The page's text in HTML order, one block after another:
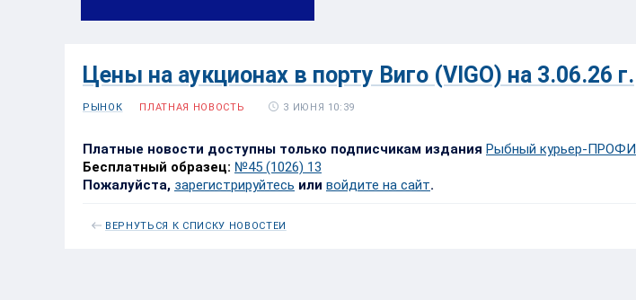
Цены на аукционах в порту Виго (VIGO) на 3.06.26 г.
РЫНОК ПЛАТНАЯ НОВОСТЬ 3 ИЮНЯ 10:39
Платные новости доступны только подписчикам издания Рыбный курьер-ПРОФИ
Бесплатный образец: №45 (1026) 13
Пожалуйста, зарегистрируйтесь или войдите на сайт.
ВЕРНУТЬСЯ К СПИСКУ НОВОСТЕЙ